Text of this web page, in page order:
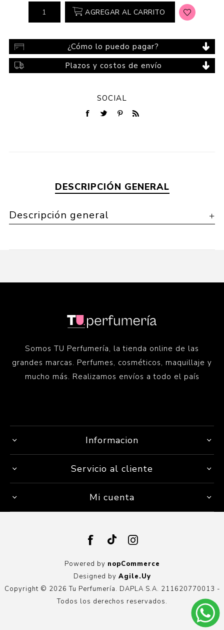
AGREGAR AL CARRITO
¿Cómo lo puedo pagar?
Plazos y costos de envío
SOCIAL
DESCRIPCIÓN GENERAL
Descripción general
Somos TU Perfumería, la tienda online de las
grandes marcas. Perfumes, cosméticos, maquillaje y
mucho más. Realizamos envíos a todo el país
Informacion
Servicio al cliente
Mi cuenta
Powered by nopCommerce
Designed by Agile.Uy
Copyright © 2026 Tu Perfumería. DAPLA S.A. 211620770013 -
Todos los derechos reservados.